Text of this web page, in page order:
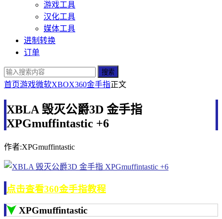
游戏工具
汉化工具
媒体工具
进制转换
订单
搜索
首页游戏微软XBOX360金手指正文
XBLA 毁灭公爵3D 金手指
XPGmuffintastic +6
作者:XPGmuffintastic
点击查看360金手指教程
XPGmuffintastic